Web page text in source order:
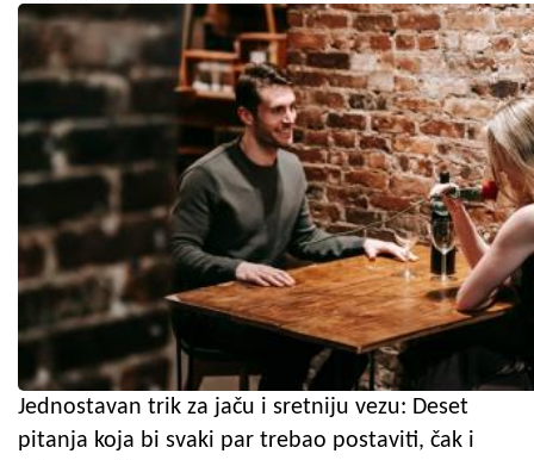
Jednostavan trik za jaču i sretniju vezu: Deset
pitanja koja bi svaki par trebao postaviti, čak i